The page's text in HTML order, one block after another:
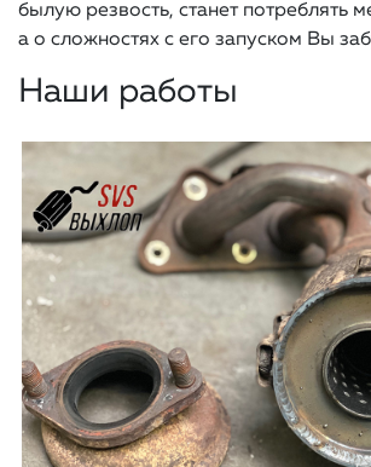
былую резвость, станет потреблять
а о сложностях с его запуском Вы
Наши работы